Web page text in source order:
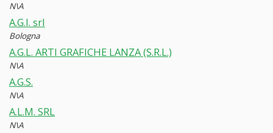
N\A
A.G.I. srl
Bologna
A.G.L. ARTI GRAFICHE LANZA (S.R.L.)
N\A
A.G.S.
N\A
A.L.M. SRL
N\A